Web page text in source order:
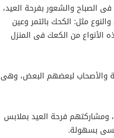
الصباح والشعور بفرحة العيد،
مثل: الكحك بالتمر وعين
الأنواع من الكعك فى المنزل
والأصحاب لبعضهم البعض، وهى
ومشاركتهم فرحة العيد بملابس
بسهولة.